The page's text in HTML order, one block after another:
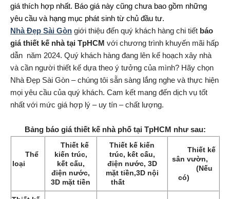
giá thích hợp nhất. Báo giá này cũng chưa bao gồm những
yêu cầu và hạng mục phát sinh từ chủ đầu tư.
Nhà Đẹp Sài Gòn giới thiệu đến quý khách hàng chi tiết báo
giá thiết kế nhà tại TpHCM với chương trình khuyến mãi hấp
dẫn năm 2024. Quý khách hàng đang lên kế hoạch xây nhà
và cần người thiết kế dựa theo ý tưởng của mình? Hãy chọn
Nhà Đẹp Sài Gòn – chúng tôi sẵn sàng lắng nghe và thực hiện
mọi yêu cầu của quý khách. Cam kết mang đến dịch vụ tốt
nhất với mức giá hợp lý – uy tín – chất lượng.
Bảng báo giá thiết kế nhà phố tại TpHCM như sau:
Thể
loại
Thiết kế
kiến trúc,
kết cấu,
điện nước,
3D mặt tiền
Thiết kế kiến
trúc, kết cấu,
điện nước, 3D
mặt tiền,3D nội
thất
Thiết kế
sân vườn,
(Nếu
có)